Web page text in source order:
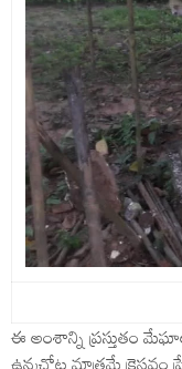
ఈ అంశాన్ని ప్రస్తుతం